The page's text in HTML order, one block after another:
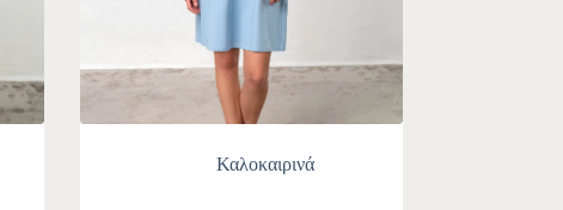
Καλοκαιρινά